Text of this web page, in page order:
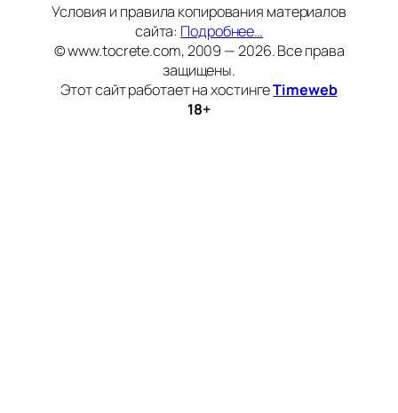
Условия и правила копирования материалов
сайта: Подробнее…
© www.tocrete.com, 2009 — 2026. Все права
защищены.
Этот сайт работает на хостингеTimeweb
18+